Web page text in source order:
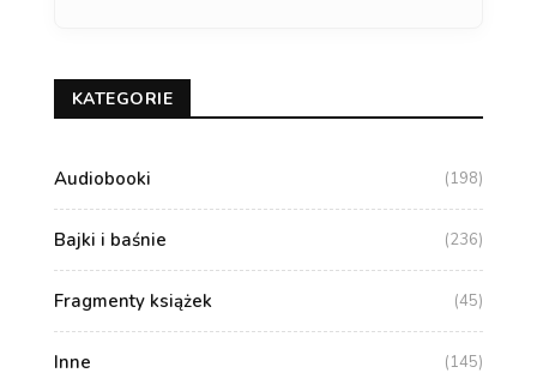
KATEGORIE
Audiobooki (198)
Bajki i baśnie (236)
Fragmenty książek (45)
Inne (145)